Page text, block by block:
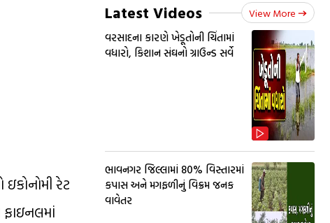
રેટ
Latest Videos View More
વરસાદના કારણે ખેડૂતોની ચિંતામાં
વધારો, કિશાન સંઘનો ગ્રાઉન્ડ સર્વે
ભાવનગર જિલ્લામાં 80% વિસ્તારમાં
કપાસ અને મગફળીનું વિક્રમ જનક
વાવેતર